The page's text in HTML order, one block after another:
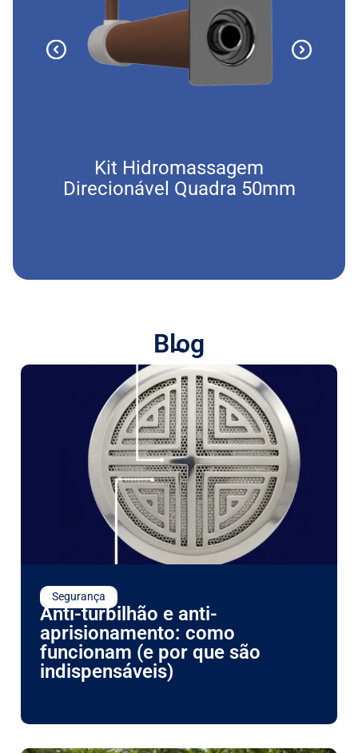
Kit Hidromassagem
Direcionável Quadra 50mm
Blog
Segurança
Anti-turbilhão e anti-
aprisionamento: como
funcionam (e por que são
indispensáveis)